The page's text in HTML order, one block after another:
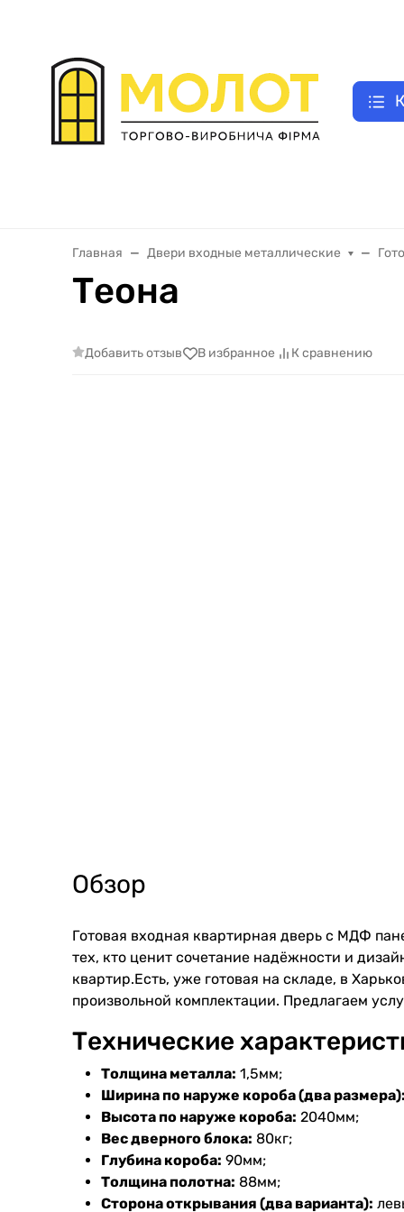
Главная Двери входные металлические
Теона
Добавить отзыв В избранное К сравнению
Обзор
Готовая входная квартирная дверь с МДФ
тех, кто ценит сочетание надёжности и
квартир.Есть, уже готовая на складе, в
произвольной комплектации. Предлагаем
Технические
Толщина металла: 1,5мм;
Ширина по наруже короба (два размера):
Высота по наруже короба: 2040мм;
Вес дверного блока: 80кг;
Глубина короба: 90мм;
Толщина полотна: 88мм;
Сторона открывания (два варианта):